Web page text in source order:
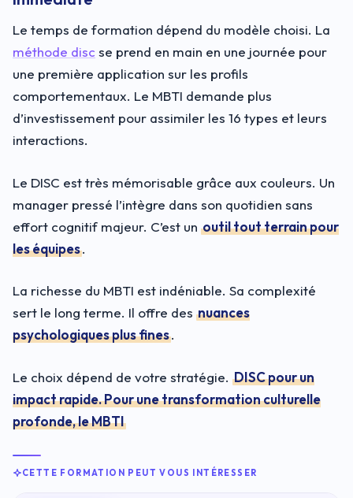
Le temps de formation dépend du modèle choisi. La
méthode disc se prend en main en une journée pour
une première application sur les profils
comportementaux. Le MBTI demande plus
d’investissement pour assimiler les 16 types et leurs
interactions.
Le DISC est très mémorisable grâce aux couleurs. Un
manager pressé l’intègre dans son quotidien sans
effort cognitif majeur. C’est un outil tout terrain pour
les équipes.
La richesse du MBTI est indéniable. Sa complexité
sert le long terme. Il offre des nuances
psychologiques plus fines.
Le choix dépend de votre stratégie. DISC pour un
impact rapide. Pour une transformation culturelle
profonde, le MBTI
CETTE FORMATION PEUT VOUS INTÉRESSER